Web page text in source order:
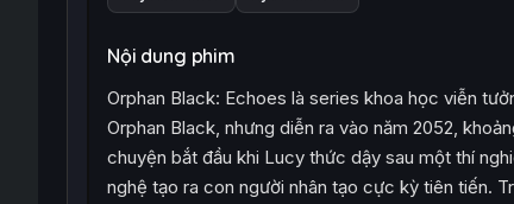
Nội dung phim
Orphan Black: Echoes là series khoa học viễn
Orphan Black, nhưng diễn ra vào năm 2052,
chuyện bắt đầu khi Lucy thức dậy sau một thí
nghệ tạo ra con người nhân tạo cực kỳ tiên tiến.